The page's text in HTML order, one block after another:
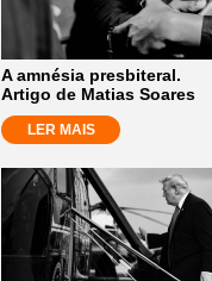
A amnésia presbiteral.
Artigo de Matias Soares
LER MAIS